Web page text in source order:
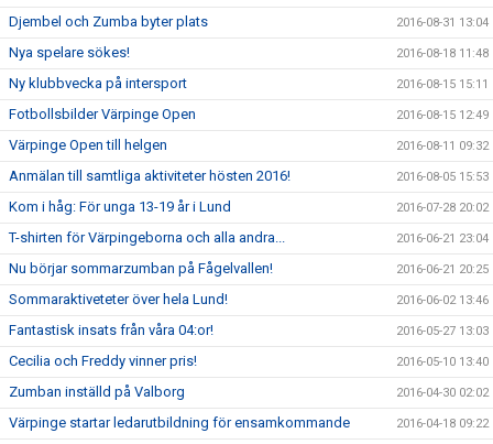
Djembel och Zumba byter plats 2016-08-31 13:04
Nya spelare sökes! 2016-08-18 11:48
Ny klubbvecka på intersport 2016-08-15 15:11
Fotbollsbilder Värpinge Open 2016-08-15 12:49
Värpinge Open till helgen 2016-08-11 09:32
Anmälan till samtliga aktiviteter hösten 2016! 2016-08-05 15:53
Kom i håg: För unga 13-19 år i Lund 2016-07-28 20:02
T-shirten för Värpingeborna och alla andra... 2016-06-21 23:04
Nu börjar sommarzumban på Fågelvallen! 2016-06-21 20:25
Sommaraktiveteter över hela Lund! 2016-06-02 13:46
Fantastisk insats från våra 04:or! 2016-05-27 13:03
Cecilia och Freddy vinner pris! 2016-05-10 13:40
Zumban inställd på Valborg 2016-04-30 02:02
Värpinge startar ledarutbildning för ensamkommande 2016-04-18 09:22